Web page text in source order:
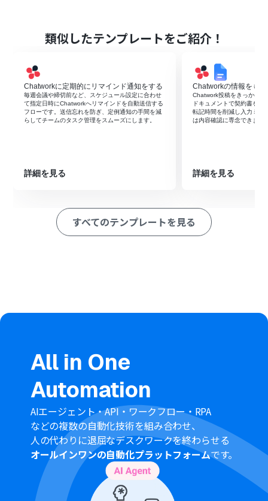
はじめに、ChatworkとGoogleのアカウントをYoomと連
携します。
トリガーでChatworkの「新しいメッセージがルームに投
稿されたら」というアクションを設定し、対象のルームを
指定します。
にテキストを追加」を設定し、要約した内容を指定のフ
ァイルに追記します。
ペレーション」：トリガー起動後、フロー内で処理を行うアク
携してください。
類似したテンプレートをご紹介！
Chatworkに定期的にリマインド通知をする
毎週会議や締切前など、スケジュール設定に合わせ
て指定日時にChatworkへリマインドを自動送信する
フローです。送信忘れを防ぎ、定例通知の手間を減
らしてチームのタスク管理をスムーズにします。
詳細を見る
Chatworkの情報をも
Chatwork投稿をきっかけ
ドキュメントで契約書を自
転記時間を削減し入力ミス
は内容確認に専念できます
詳細を見る
すべてのテンプレートを見る
All in One
Automation
AIエージェント・API・ワークフロー・RPA
などの複数の自動化技術を組み合わせ、
人の代わりに退屈なデスクワークを終わらせる
オールインワンの自動化プラットフォームです。